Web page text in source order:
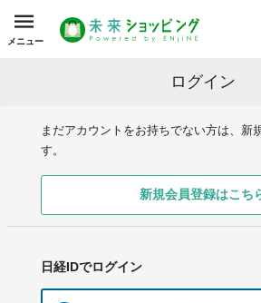
メニュー
ログイン
まだアカウントをお持ちでない方は、新
す。
新規会員登録はこち
日経IDでログイン